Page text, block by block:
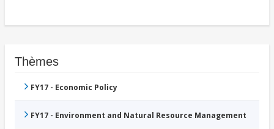
Thèmes
FY17 - Economic Policy
FY17 - Environment and Natural Resource Management